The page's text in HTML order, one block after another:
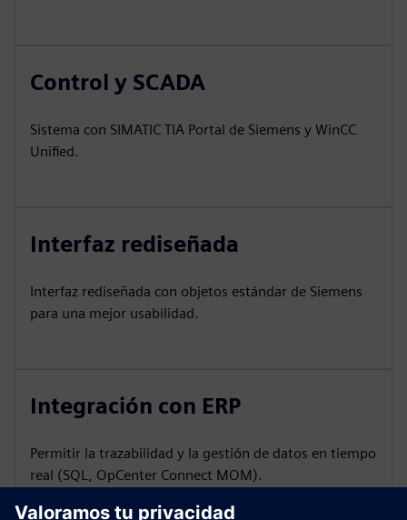
Control y SCADA
Sistema con SIMATIC TIA Portal de Siemens y WinCC
Unified.
Interfaz rediseñada
Interfaz rediseñada con objetos estándar de Siemens
para una mejor usabilidad.
Integración con ERP
Permitir la trazabilidad y la gestión de datos en tiempo
real (SQL, OpCenter Connect MOM).